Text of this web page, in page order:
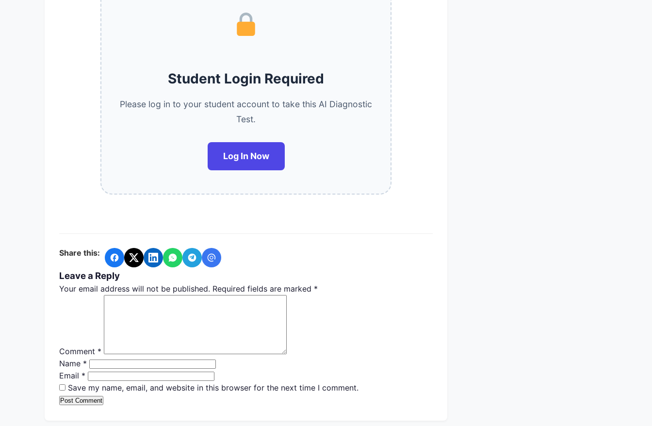
Student Login Required
Please log in to your student account to take this AI Diagnostic
Test.
Log In Now
Share this:
Leave a Reply
Your email address will not be published. Required fields are marked *
Comment *
Name *
Email *
Save my name, email, and website in this browser for the next time I comment.